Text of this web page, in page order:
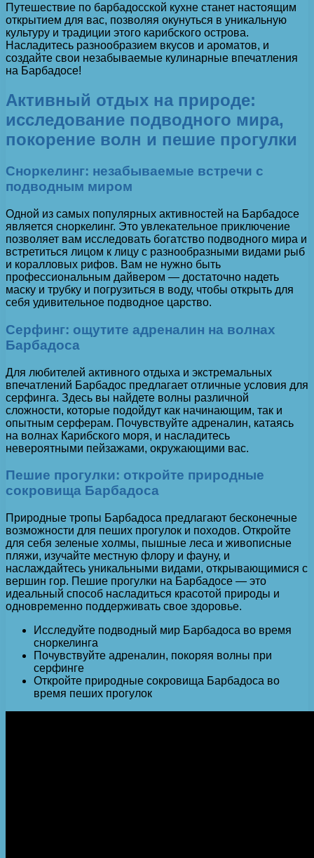
Путешествие по барбадосской кухне станет настоящим
открытием для вас, позволяя окунуться в уникальную
культуру и традиции этого карибского острова.
Насладитесь разнообразием вкусов и ароматов, и
создайте свои незабываемые кулинарные впечатления
на Барбадосе!
Активный отдых на природе:
исследование подводного мира,
покорение волн и пешие прогулки
Сноркелинг: незабываемые встречи с
подводным миром
Одной из самых популярных активностей на Барбадосе
является сноркелинг. Это увлекательное приключение
позволяет вам исследовать богатство подводного мира и
встретиться лицом к лицу с разнообразными видами рыб
и коралловых рифов. Вам не нужно быть
профессиональным дайвером — достаточно надеть
маску и трубку и погрузиться в воду, чтобы открыть для
себя удивительное подводное царство.
Серфинг: ощутите адреналин на волнах
Барбадоса
Для любителей активного отдыха и экстремальных
впечатлений Барбадос предлагает отличные условия для
серфинга. Здесь вы найдете волны различной
сложности, которые подойдут как начинающим, так и
опытным серферам. Почувствуйте адреналин, катаясь
на волнах Карибского моря, и насладитесь
невероятными пейзажами, окружающими вас.
Пешие прогулки: откройте природные
сокровища Барбадоса
Природные тропы Барбадоса предлагают бесконечные
возможности для пеших прогулок и походов. Откройте
для себя зеленые холмы, пышные леса и живописные
пляжи, изучайте местную флору и фауну, и
наслаждайтесь уникальными видами, открывающимися с
вершин гор. Пешие прогулки на Барбадосе — это
идеальный способ насладиться красотой природы и
одновременно поддерживать свое здоровье.
Исследуйте подводный мир Барбадоса во время
сноркелинга
Почувствуйте адреналин, покоряя волны при
серфинге
Откройте природные сокровища Барбадоса во
время пеших прогулок